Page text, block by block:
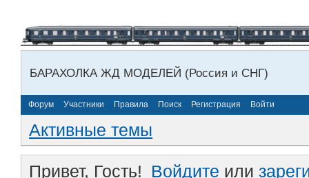
БАРАХОЛКА ЖД МОДЕЛЕЙ (Россия и СНГ)
Форум Участники Правила Поиск Регистрация Войти
Активные темы
Привет, Гость! Войдите или